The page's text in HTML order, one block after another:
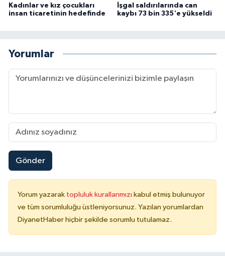
Kadınlar ve kız çocukları
insan ticaretinin hedefinde
İşgal saldırılarında can
kaybı 73 bin 335'e yükseldi
Yorumlar
Gönder
Yorum yazarak topluluk kurallarımızı kabul etmiş bulunuyor
ve tüm sorumluluğu üstleniyorsunuz. Yazılan yorumlardan
DiyanetHaber hiçbir şekilde sorumlu tutulamaz.
Malatya Müftülüğü
Mardin Müftülüğü
Muğla Müftülüğü
Muş Müftülüğü
Nevşehir Müftülüğü